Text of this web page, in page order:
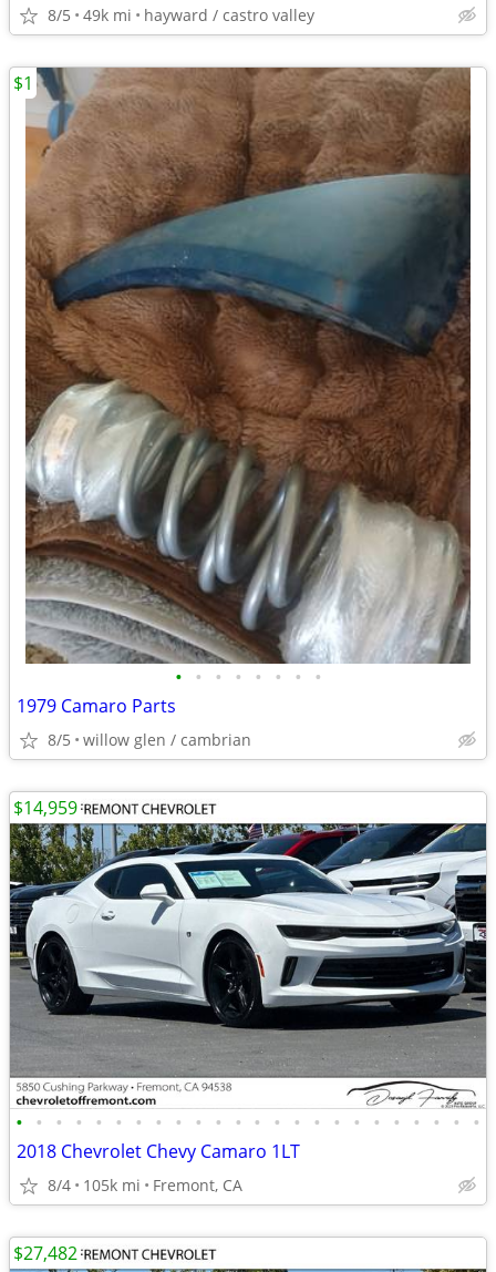
8/5 49k mi hayward / castro valley
• • • • • • • •
1979 Camaro Parts
8/5 willow glen / cambrian
$1
• • • • • • • • • • • • • • • • • • • • • • • •
2018 Chevrolet Chevy Camaro 1LT
8/4 105k mi Fremont, CA
$14,959
$27,482